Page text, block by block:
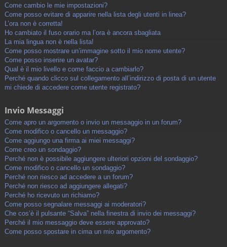
Come cambio le mie impostazioni?
Come posso evitare di apparire nella lista degli utenti in linea?
L’ora non è corretta!
Ho cambiato il fuso orario ma l’ora è ancora sbagliata
La mia lingua non è nella lista!
Come posso mostrare un’immagine sotto il mio nome utente?
Come posso inserire un avatar?
Qual è il mio livello e come faccio a cambiarlo?
Perché quando clicco sul collegamento all’indirizzo di posta di un utente
mi chiede di accedere come utente registrato?
Invio Messaggi
Come apro un argomento o invio un messaggio in un forum?
Come modifico o cancello un messaggio?
Come aggiungo una firma ai miei messaggi?
Come creo un sondaggio?
Perché non è possibile aggiungere ulteriori opzioni del sondaggio?
Come modifico o cancello un sondaggio?
Perché non riesco ad accedere a un forum?
Perché non riesco ad aggiungere allegati?
Perché ho ricevuto un richiamo?
Come posso segnalare messaggi ai moderatori?
Che cos’è il pulsante “Salva” nella finestra di invio dei messaggi?
Perché il mio messaggio deve essere approvato?
Come posso spostare in cima un mio argomento?